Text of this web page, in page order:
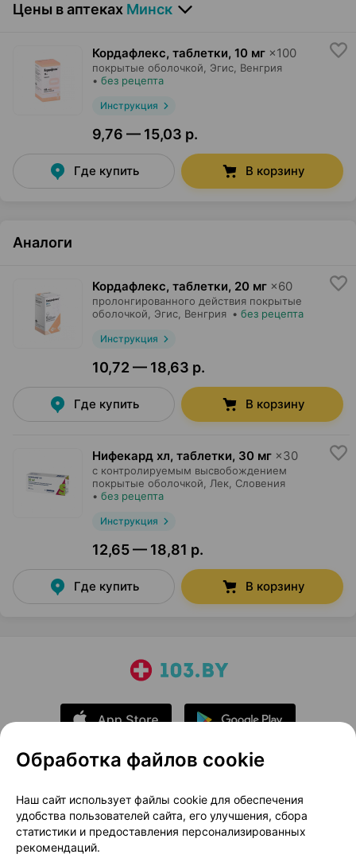
Цены в аптеках Минск
Кордафлекс, таблетки, 10 мг ×100
покрытые оболочкой, Эгис, Венгрия
• без рецепта
Инструкция
9,76 — 15,03 р.
Где купить В корзину
Аналоги
Кордафлекс, таблетки, 20 мг ×60
пролонгированного действия покрытые
оболочкой, Эгис, Венгрия • без рецепта
Инструкция
10,72 — 18,63 р.
Где купить В корзину
Нифекард хл, таблетки, 30 мг ×30
с контролируемым высвобождением
покрытые оболочкой, Лек, Словения
• без рецепта
Инструкция
12,65 — 18,81 р.
Где купить В корзину
О проекте
Новости проекта
Размещение рекламы
Медицинский маркетинг
Публичный договор
Доставка
Обработка файлов cookie
Наш сайт использует файлы cookie для обеспечения
удобства пользователей сайта, его улучшения, сбора
статистики и предоставления персонализированных
рекомендаций.